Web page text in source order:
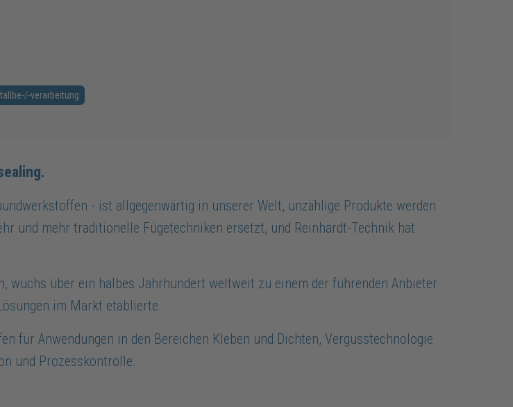
verarbeitung
- ist allgegenwärtig in unserer Welt, unzählige Produkte werden
und mehr traditionelle Fügetechniken ersetzt, und Reinhardt-Technik hat
wuchs über ein halbes Jahrhundert weltweit zu einem der führenden Anbieter
im Markt etablierte.
für Anwendungen in den Bereichen Kleben und Dichten, Vergusstechnologie
und Prozesskontrolle.